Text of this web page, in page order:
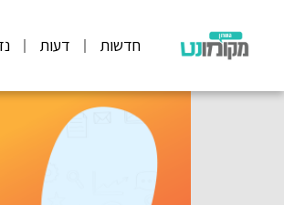
חדשות דעות